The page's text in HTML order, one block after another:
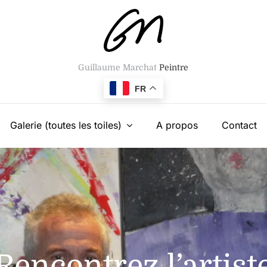
Guillaume MarchatPeintre
FR
Galerie (toutes les toiles) A propos Contact